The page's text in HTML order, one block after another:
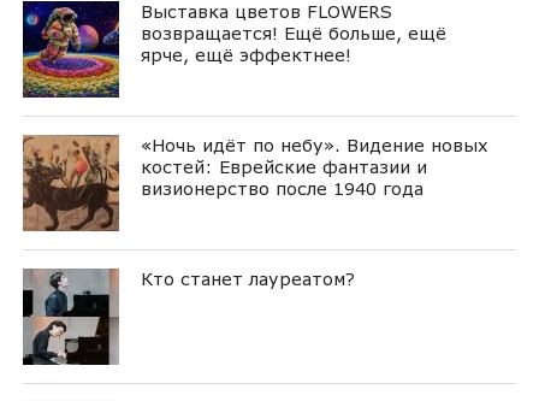
Выставка цветов FLOWERS
возвращается! Ещё больше, ещё
ярче, ещё эффектнее!
«Ночь идёт по небу». Видение новых
костей: Еврейские фантазии и
визионерство после 1940 года
Кто станет лауреатом?